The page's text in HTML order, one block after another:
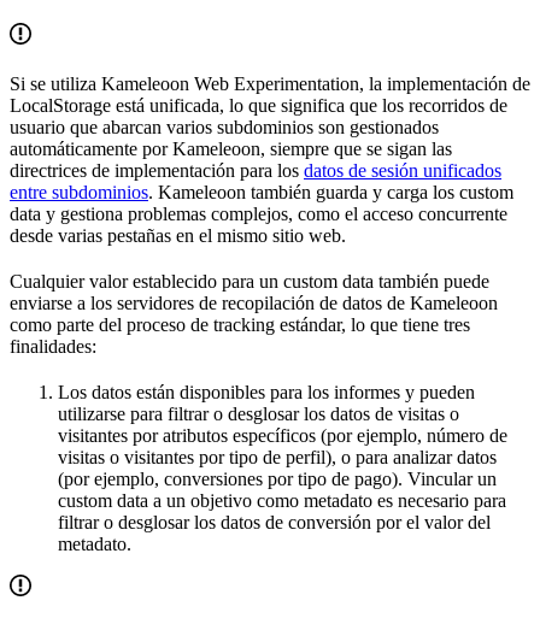
Si se utiliza Kameleoon Web Experimentation, la implementación de
LocalStorage está unificada, lo que significa que los recorridos de
usuario que abarcan varios subdominios son gestionados
automáticamente por Kameleoon, siempre que se sigan las
directrices de implementación para los datos de sesión unificados
entre subdominios. Kameleoon también guarda y carga los custom
data y gestiona problemas complejos, como el acceso concurrente
desde varias pestañas en el mismo sitio web.
Cualquier valor establecido para un custom data también puede
enviarse a los servidores de recopilación de datos de Kameleoon
como parte del proceso de tracking estándar, lo que tiene tres
finalidades:
Los datos están disponibles para los informes y pueden
utilizarse para filtrar o desglosar los datos de visitas o
visitantes por atributos específicos (por ejemplo, número de
visitas o visitantes por tipo de perfil), o para analizar datos
(por ejemplo, conversiones por tipo de pago). Vincular un
custom data a un objetivo como metadato es necesario para
filtrar o desglosar los datos de conversión por el valor del
metadato.